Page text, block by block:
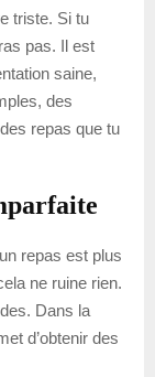
triste. Si tu
pas. Il est
saine,
des
repas que tu
repas est plus
ne ruine rien.
Dans la
d’obtenir des